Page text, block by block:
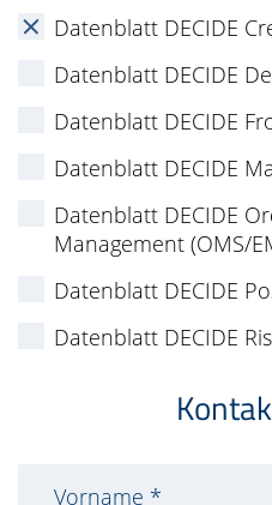
Datenblatt DECIDE
Datenblatt DECIDE
Datenblatt DECIDE
Datenblatt DECIDE
Datenblatt DECIDE
Management (OMS/
Datenblatt DECIDE
Datenblatt DECIDE